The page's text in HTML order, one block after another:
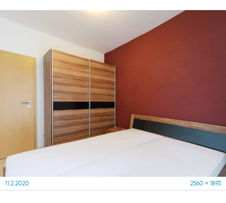
Posted
11.2.2020
Full
2560 × 1893